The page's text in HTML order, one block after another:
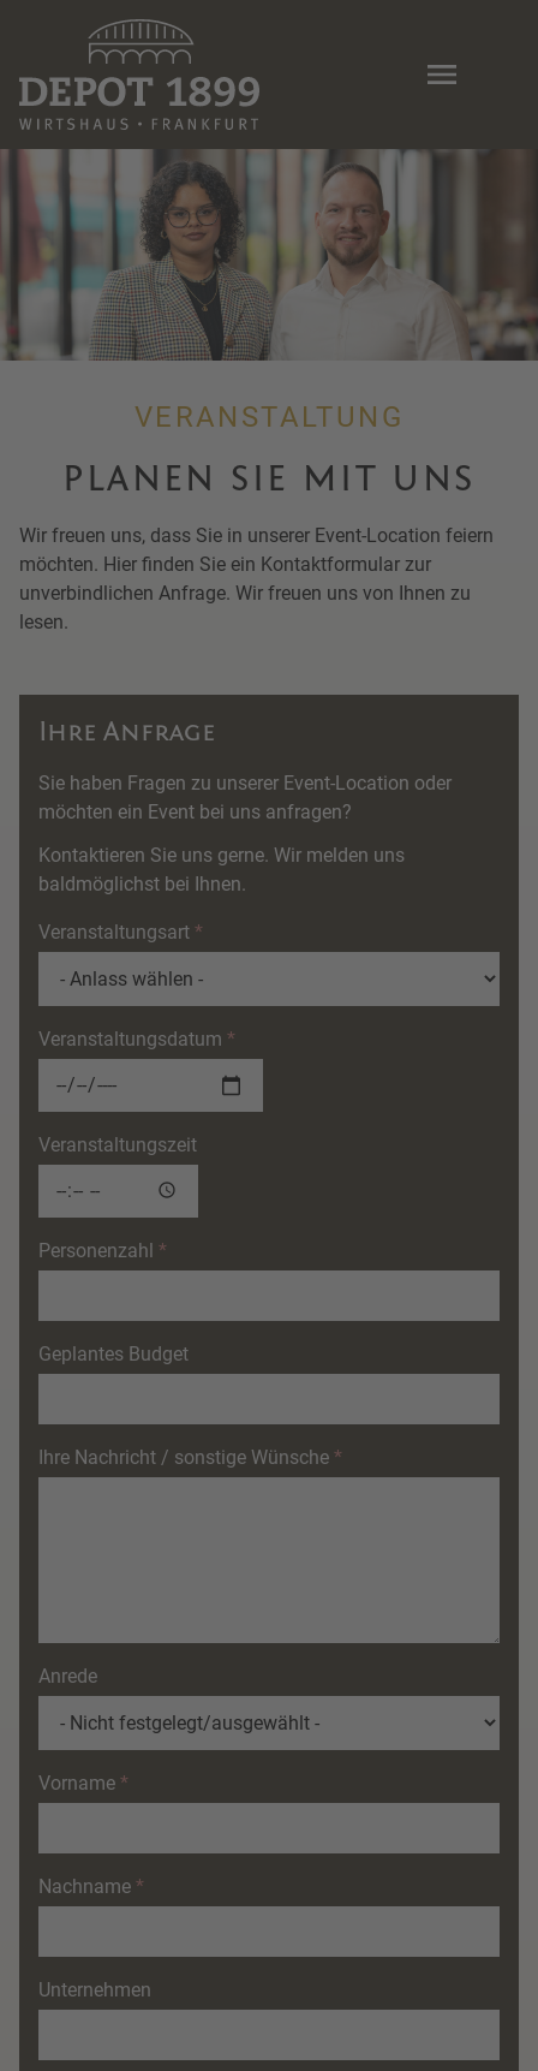
main
content
VERANSTALTUNG
PLANEN SIE MIT UNS
Wir freuen uns, dass Sie in unserer Event-Location feiern
möchten. Hier finden Sie ein Kontaktformular zur
unverbindlichen Anfrage. Wir freuen uns von Ihnen zu
lesen.
Ihre Anfrage
Sie haben Fragen zu unserer Event-Location oder
möchten ein Event bei uns anfragen?
Kontaktieren Sie uns gerne. Wir melden uns
baldmöglichst bei Ihnen.
Veranstaltungsart
Veranstaltungsdatum
Veranstaltungszeit
Personenzahl
Geplantes Budget
Ihre Nachricht / sonstige Wünsche
Anrede
Vorname
Nachname
Unternehmen